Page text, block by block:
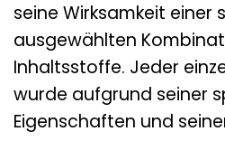
seine Wirksamkeit einer
ausgewählten
Inhaltsstoffe. Jeder
wurde aufgrund seiner
Eigenschaften und